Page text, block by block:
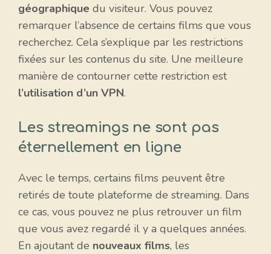
géographique du visiteur. Vous pouvez
remarquer l’absence de certains films que vous
recherchez. Cela s’explique par les restrictions
fixées sur les contenus du site. Une meilleure
manière de contourner cette restriction est
l’utilisation d’un VPN.
Les streamings ne sont pas
éternellement en ligne
Avec le temps, certains films peuvent être
retirés de toute plateforme de streaming. Dans
ce cas, vous pouvez ne plus retrouver un film
que vous avez regardé il y a quelques années.
En ajoutant de nouveaux films, les